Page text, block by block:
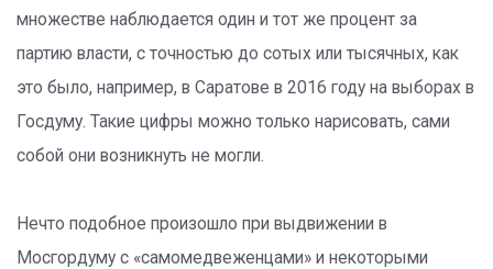
множестве наблюдается один и тот же процент за
партию власти, с точностью до сотых или тысячных, как
это было, например, в Саратове в 2016 году на выборах в
Госдуму. Такие цифры можно только нарисовать, сами
собой они возникнуть не могли.
Нечто подобное произошло при выдвижении в
Мосгордуму с «самомедвеженцами» и некоторыми